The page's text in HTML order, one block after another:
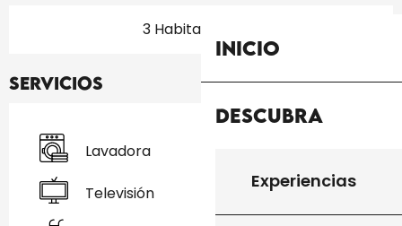
Inicio
Descubra
Experiencias
3 Habitación(es)
Servicios
Lavadora
Televisión